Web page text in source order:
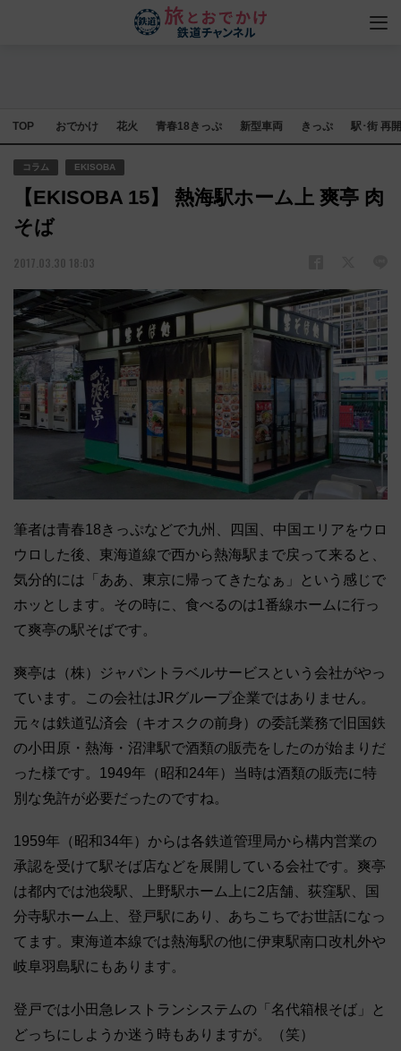
TOP おでかけ 花火 青春18きっぷ 新型車両 きっぷ 駅･街 再
コラム EKISOBA
【EKISOBA 15】 熱海駅ホーム上 爽亭 肉
そば
2017.03.30 18:03
筆者は青春18きっぷなどで九州、四国、中国エリアをウロ
ウロした後、東海道線で西から熱海駅まで戻って来ると、
気分的には「ああ、東京に帰ってきたなぁ」という感じで
ホッとします。その時に、食べるのは1番線ホームに行っ
て爽亭の駅そばです。
爽亭は（株）ジャパントラベルサービスという会社がやっ
ています。この会社はJRグループ企業ではありません。
元々は鉄道弘済会（キオスクの前身）の委託業務で旧国鉄
の小田原・熱海・沼津駅で酒類の販売をしたのが始まりだ
った様です。1949年（昭和24年）当時は酒類の販売に特
別な免許が必要だったのですね。
1959年（昭和34年）からは各鉄道管理局から構内営業の
承認を受けて駅そば店などを展開している会社です。爽亭
は都内では池袋駅、上野駅ホーム上に2店舗、荻窪駅、国
分寺駅ホーム上、登戸駅にあり、あちこちでお世話になっ
てます。東海道本線では熱海駅の他に伊東駅南口改札外や
岐阜羽島駅にもあります。
登戸では小田急レストランシステムの「名代箱根そば」と
どっちにしようか迷う時もありますが。（笑）